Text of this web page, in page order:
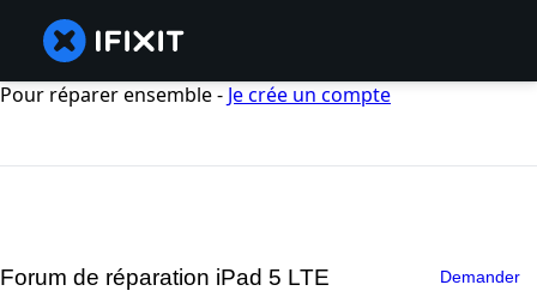
Pour réparer ensemble - Je crée un compte
Forum de réparation iPad 5 LTE Demander